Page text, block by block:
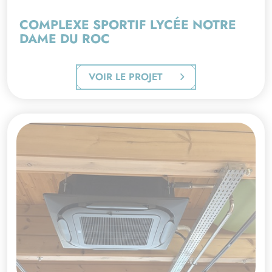
COMPLEXE SPORTIF LYCÉE NOTRE
DAME DU ROC
VOIR LE PROJET